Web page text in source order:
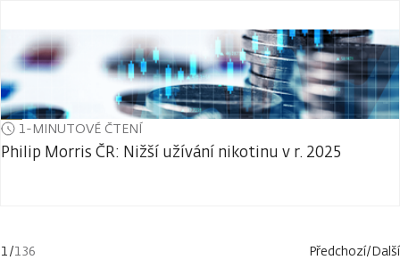
1-MINUTOVÉ ČTENÍ
Philip Morris ČR: Nižší užívání nikotinu v r. 2025
1/136 Předchozí/Další